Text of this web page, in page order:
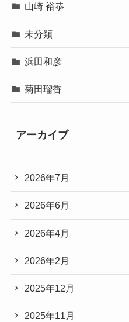
山崎 裕恭
未分類
浜田和彦
菊田瑠香
アーカイブ
2026年7月
2026年6月
2026年4月
2026年2月
2025年12月
2025年11月